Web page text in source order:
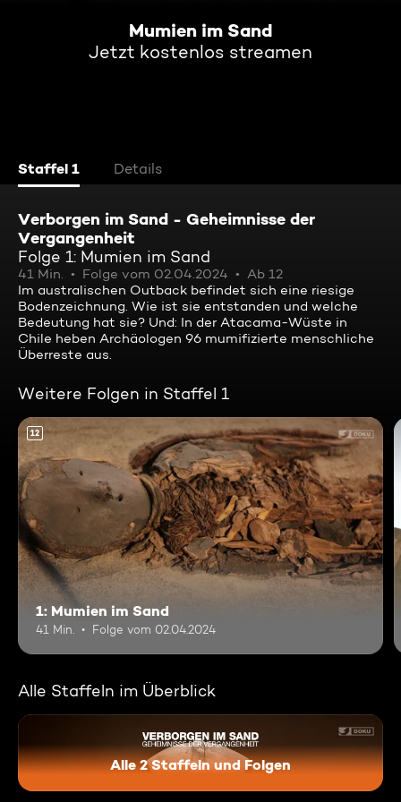
Mumien im Sand
Jetzt kostenlos streamen
Staffel 1 Details
Verborgen im Sand - Geheimnisse der
Vergangenheit
Folge 1: Mumien im Sand
41 Min. Folge vom 02.04.2024
Ab 12
Im australischen Outback befindet sich eine riesige
Bodenzeichnung. Wie ist sie entstanden und welche
Bedeutung hat sie? Und: In der Atacama-Wüste in
Chile heben Archäologen 96 mumifizierte menschliche
Überreste aus.
Weitere Folgen in Staffel 1
12
1: Mumien im Sand
41 Min. Folge vom 02.04.2024
Alle Staffeln im Überblick
Verborgen im Sand -
Alle 2 Staffeln und Folgen